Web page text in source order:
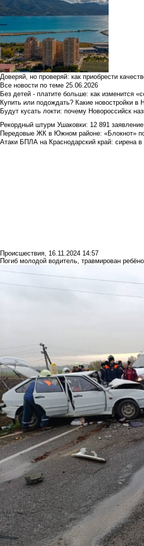
Доверяй, но проверяй: как приобрести
Все новости по теме 25.06.2026
Без детей - платите больше: как изменится
Купить или подождать? Какие новостройки в
Будут кусать локти: почему Новороссийск
Рекордный штурм Ушаковки: 12 891
Передовые ЖК в Южном районе: «Блокнот»
Атаки БПЛА на Краснодарский край: сирена
Происшествия, 16.11.2024 14:57
Погиб молодой водитель, травмирован